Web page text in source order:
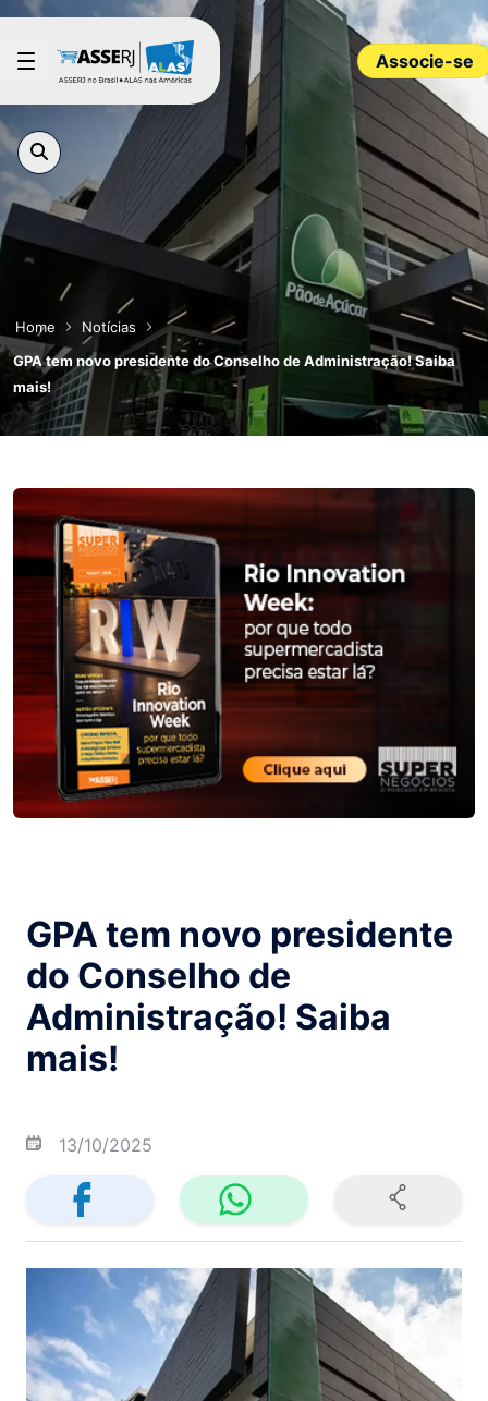
Pular para o Conteúdo principal
Associe-se
Home
Notícias
GPA tem novo presidente do Conselho de Administração! Saiba
mais!
GPA tem novo presidente
do Conselho de
Administração! Saiba
mais!
13/10/2025